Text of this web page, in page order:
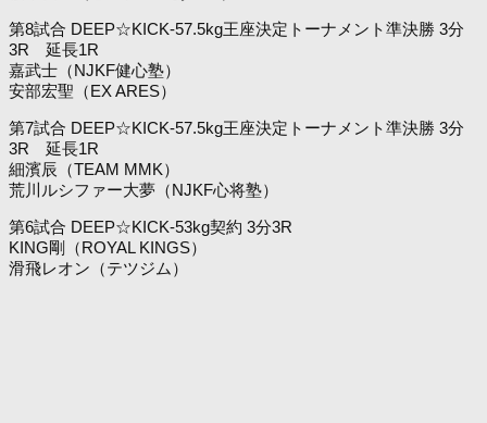
第8試合 DEEP☆KICK-57.5kg王座決定トーナメント準決勝 3分
3R 延長1R
嘉武士（NJKF健心塾）
安部宏聖（EX ARES）
第7試合 DEEP☆KICK-57.5kg王座決定トーナメント準決勝 3分
3R 延長1R
細濱辰（TEAM MMK）
荒川ルシファー大夢（NJKF心将塾）
第6試合 DEEP☆KICK-53kg契約 3分3R
KING剛（ROYAL KINGS）
滑飛レオン（テツジム）